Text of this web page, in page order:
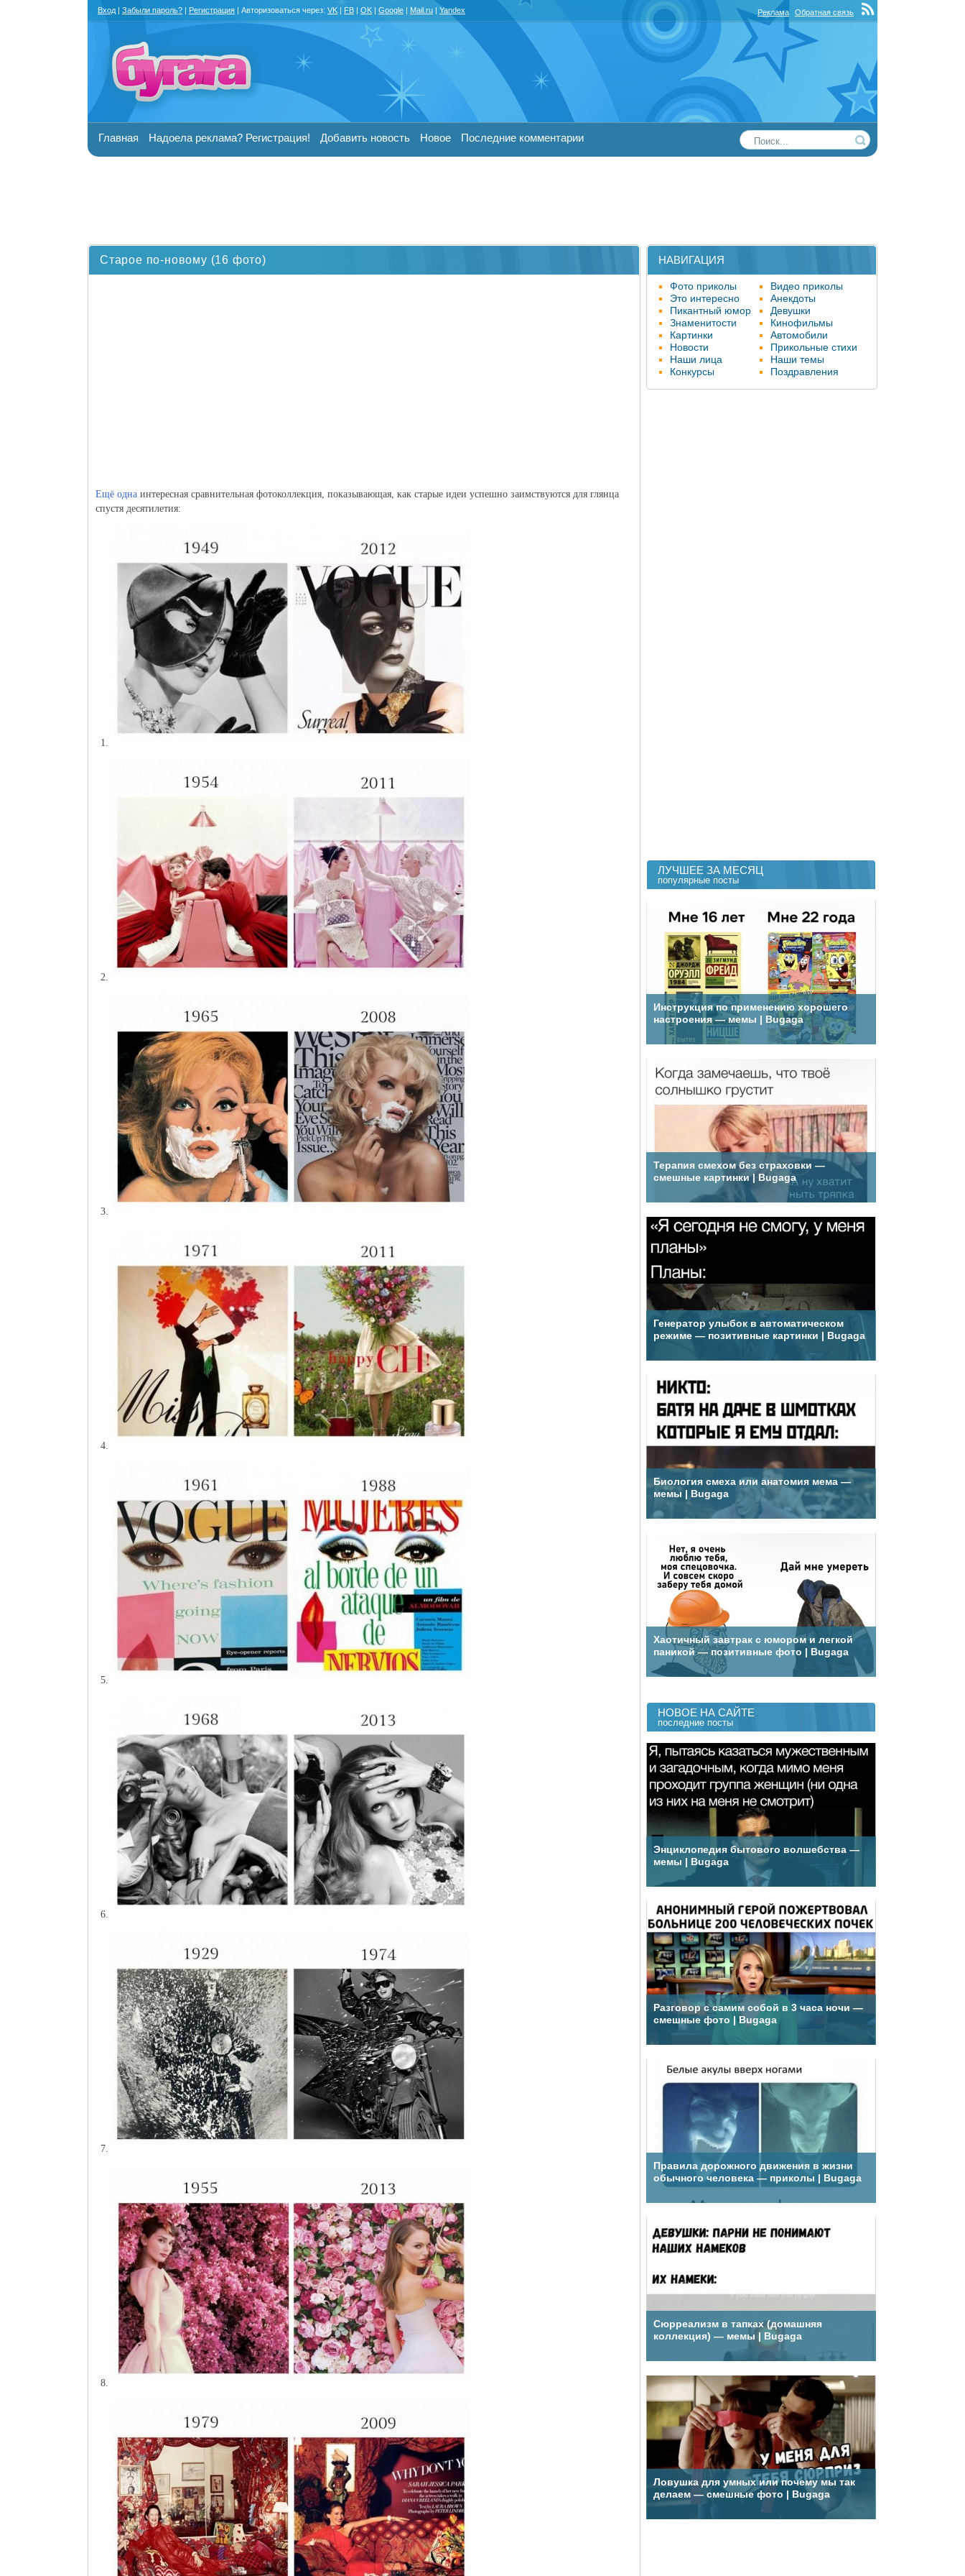
Старое по-новому (16 фото)
Ещё одна интересная сравнительная фотоколлекция, показывающая, как старые идеи успешно заимствуются для глянца
спустя десятилетия:
НАВИГАЦИЯ
Фото приколы
Видео приколы
Это интересно
Анекдоты
Пикантный юмор
Девушки
Знаменитости
Кинофильмы
Картинки
Автомобили
Новости
Прикольные стихи
Наши лица
Наши темы
Конкурсы
Поздравления
ЛУЧШЕЕ ЗА МЕСЯЦ
популярные посты
Инструкция по применению хорошего
настроения — мемы | Bugaga
Терапия смехом без страховки —
смешные картинки | Bugaga
Генератор улыбок в автоматическом
режиме — позитивные картинки | Bugaga
Биология смеха или анатомия мема —
мемы | Bugaga
Хаотичный завтрак с юмором и легкой
паникой — позитивные фото | Bugaga
НОВОЕ НА САЙТЕ
последние посты
Энциклопедия бытового волшебства —
мемы | Bugaga
Разговор с самим собой в 3 часа ночи —
смешные фото | Bugaga
Правила дорожного движения в жизни
обычного человека — приколы | Bugaga
Сюрреализм в тапках (домашняя
коллекция) — мемы | Bugaga
Ловушка для умных или почему мы так
делаем — смешные фото | Bugaga
Вход | Забыли пароль? | Регистрация | Авторизоваться через: VK | FB | OK | Google | Mail.ru | Yandex Реклама Обратная связь
Главная Надоела реклама? Регистрация! Добавить новость Новое Последние комментарии